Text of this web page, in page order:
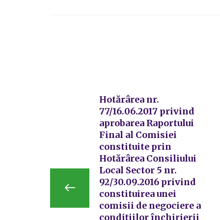
Hotărârea nr.
77/16.06.2017 privind
aprobarea Raportului
Final al Comisiei
constituite prin
Hotărârea Consiliului
Local Sector 5 nr.
92/30.09.2016 privind
constituirea unei
comisii de negociere a
condițiilor închirierii